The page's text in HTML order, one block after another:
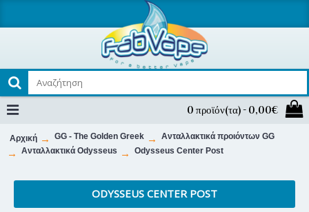
0 προϊόν(τα) - 0,00€
Αρχική GG - The Golden Greek
Ανταλλακτικά προιόντων GG
Ανταλλακτικά Odysseus
Odysseus Center Post
ODYSSEUS CENTER POST